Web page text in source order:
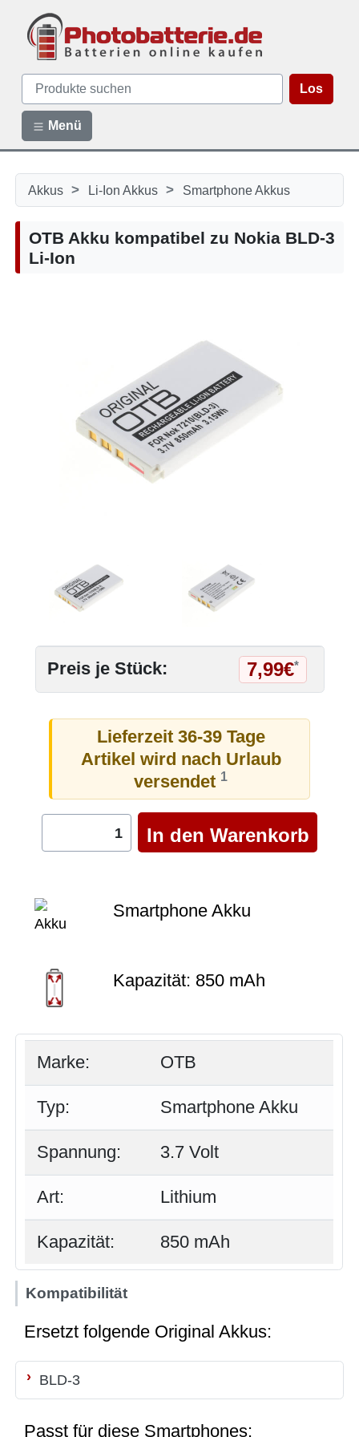
Los
Menü
Akkus > Li-Ion Akkus > Smartphone Akkus
OTB Akku kompatibel zu Nokia BLD-3
Li-Ion
Preis je Stück: 7,99€*
Lieferzeit 36-39 Tage
Artikel wird nach Urlaub
versendet 1
Smartphone Akku
Kapazität: 850 mAh
Marke: OTB
Typ: Smartphone Akku
Spannung: 3.7 Volt
Art: Lithium
Kapazität: 850 mAh
Kompatibilität
Ersetzt folgende Original Akkus:
BLD-3
Passt für diese Smartphones: